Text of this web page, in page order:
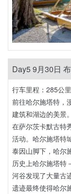
Day5 9月30日
行车里程：285公
前往哈尔施塔特，
建筑和湖边的美景。
在萨尔茨卡默古特
活动。哈尔施塔特
泰因山脚下，哈尔
历史上哈尔施塔特
河谷发现了大量古
遗迹最终使得哈尔